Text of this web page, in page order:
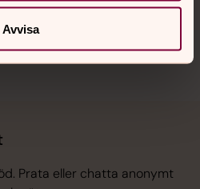
Avvisa
Prata eller chatta anonymt